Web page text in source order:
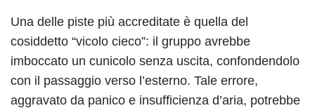
Una delle piste più accreditate è quella del
cosiddetto “vicolo cieco”: il gruppo avrebbe
imboccato un cunicolo senza uscita, confondendolo
con il passaggio verso l’esterno. Tale errore,
aggravato da panico e insufficienza d’aria, potrebbe